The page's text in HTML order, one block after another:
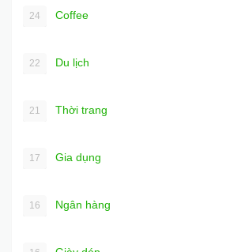
24 Coffee
22 Du lịch
21 Thời trang
17 Gia dụng
16 Ngân hàng